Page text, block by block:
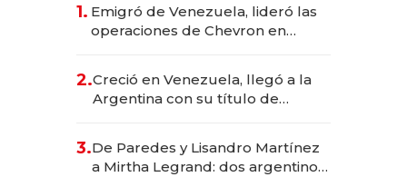
1. Emigró de Venezuela, lideró las
operaciones de Chevron en
2.Creció en Venezuela, llegó a la
Argentina con su título de
las marcas "fast premium"
3.De Paredes y Lisandro Martínez
a Mirtha Legrand: dos argentinos